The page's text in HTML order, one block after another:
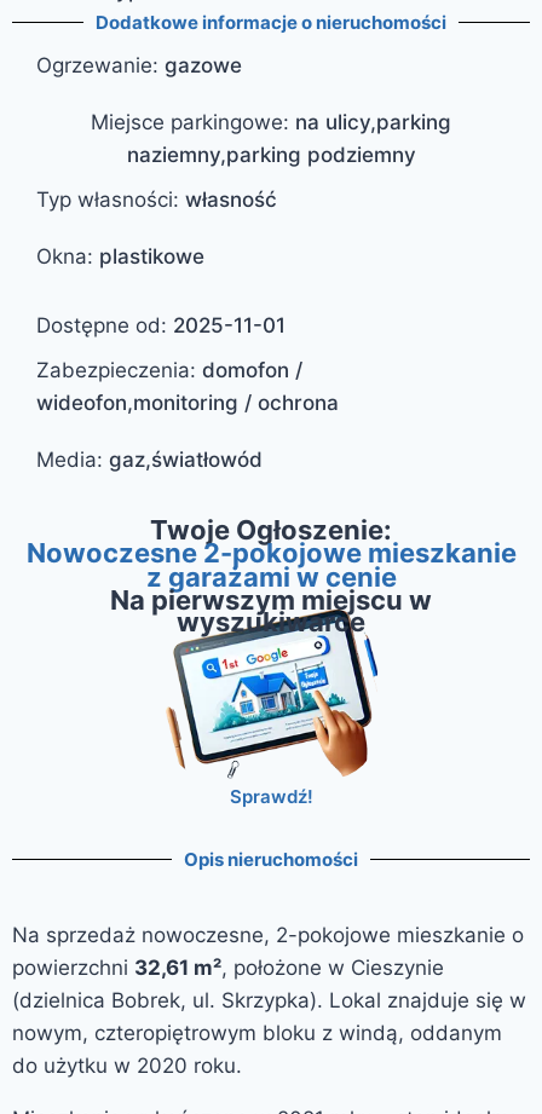
Dodatkowe informacje o nieruchomości
Ogrzewanie: gazowe
Miejsce parkingowe: na ulicy,parking
naziemny,parking podziemny
Typ własności: własność
Okna: plastikowe
Dostępne od: 2025-11-01
Zabezpieczenia: domofon /
wideofon,monitoring / ochrona
Media: gaz,światłowód
Twoje Ogłoszenie:
Nowoczesne 2-pokojowe mieszkanie
z garażami w cenie
Na pierwszym miejscu w
wyszukiwarce
Sprawdź!
Opis nieruchomości
Na sprzedaż nowoczesne, 2-pokojowe mieszkanie o
powierzchni 32,61 m², położone w Cieszynie
(dzielnica Bobrek, ul. Skrzypka). Lokal znajduje się w
nowym, czteropiętrowym bloku z windą, oddanym
do użytku w 2020 roku.